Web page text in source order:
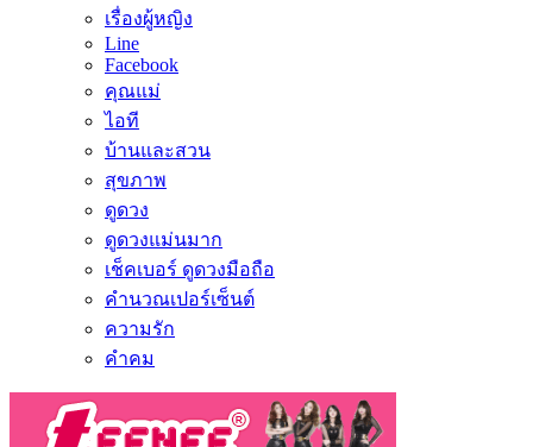
เรื่องผู้หญิง
Line
Facebook
คุณแม่
ไอที
บ้านและสวน
สุขภาพ
ดูดวง
ดูดวงแม่นมาก
เช็คเบอร์ ดูดวงมือถือ
คำนวณเปอร์เซ็นต์
ความรัก
คำคม